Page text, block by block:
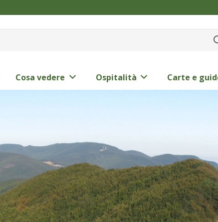
Cosa vedere Ospitalità Carte e